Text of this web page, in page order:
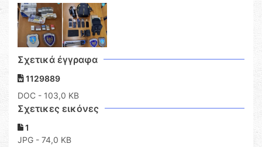
Σχετικά έγγραφα
1129889
DOC - 103,0 KB
Σχετικες εικόνες
1
JPG - 74,0 KB